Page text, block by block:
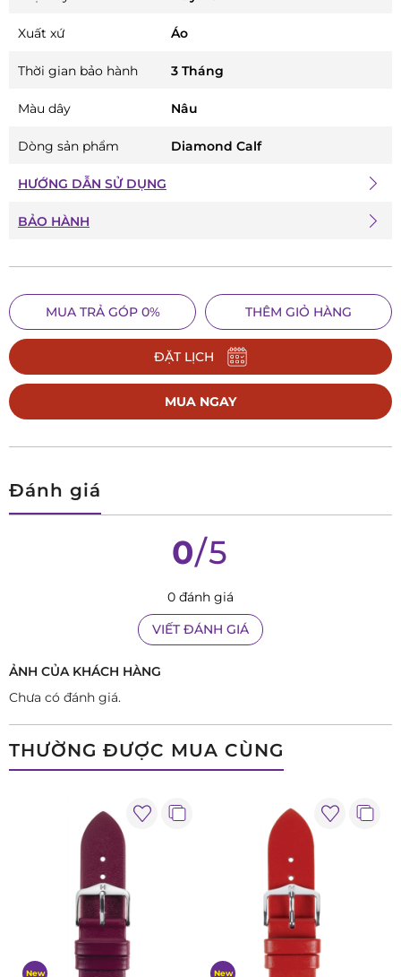
MUA TRẢ GÓP 0% THÊM GIỎ HÀNG
ĐẶT LỊCH
MUA NGAY
Xuất xứ Áo
Thời gian bảo hành 3 Tháng
Màu dây Nâu
Dòng sản phẩm Diamond Calf
HƯỚNG DẪN SỬ DỤNG
BẢO HÀNH
Đánh giá
0/5
0 đánh giá
VIẾT ĐÁNH GIÁ
ẢNH CỦA KHÁCH HÀNG
Chưa có đánh giá.
THƯỜNG ĐƯỢC MUA CÙNG
New New